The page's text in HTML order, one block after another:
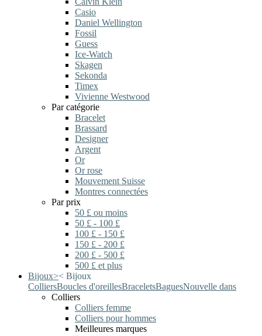
Casio
Daniel Wellington
Fossil
Guess
Ice-Watch
Skagen
Sekonda
Timex
Vivienne Westwood
Par catégorie
Bracelet
Brassard
Designer
Argent
Or
Or rose
Mouvement Suisse
Montres connectées
Par prix
50 £ ou moins
50 £ - 100 £
100 £ - 150 £
150 £ - 200 £
200 £ - 500 £
500 £ et plus
Bijoux>< Bijoux
ColliersBoucles d'oreillesBraceletsBaguesNouvelle dans
Colliers
Colliers femme
Colliers pour hommes
Meilleures marques